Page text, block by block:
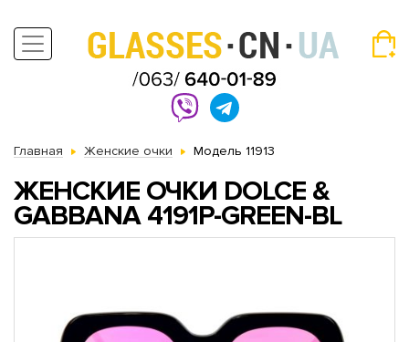
Главная Женские очки Модель 11913
ЖЕНСКИЕ ОЧКИ DOLCE &
GABBANA 4191P-GREEN-BL